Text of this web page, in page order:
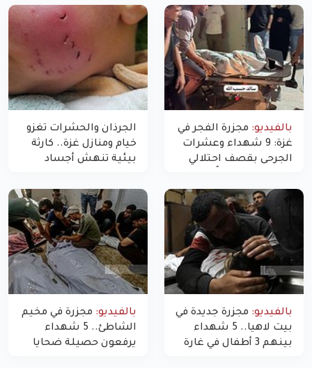
بالفيديو: مجزرة الفجر في
غزة: 9 شهداء وعشرات
الجرحى بقصف احتلالي
الجرذان والحشرات تغزو
خيام ومنازل غزة.. كارثة
بيئية تنهش أجساد
بالفيديو: مجزرة جديدة في
بيت لاهيا.. 5 شهداء
بينهم 3 أطفال في غارة
بالفيديو: مجزرة في مخيم
الشاطئ.. 5 شهداء
يرفعون حصيلة ضحايا